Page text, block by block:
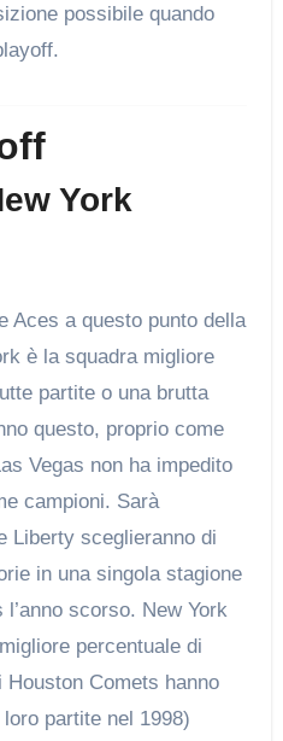
possibile quando
York
Aces a questo punto della
è la squadra migliore
partite o una brutta
questo, proprio come
Vegas non ha impedito
campioni. Sarà
Liberty sceglieranno di
in una singola stagione
scorso. New York
percentuale di
Comets hanno
partite nel 1998)